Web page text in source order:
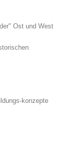
Ost und West
konzepte